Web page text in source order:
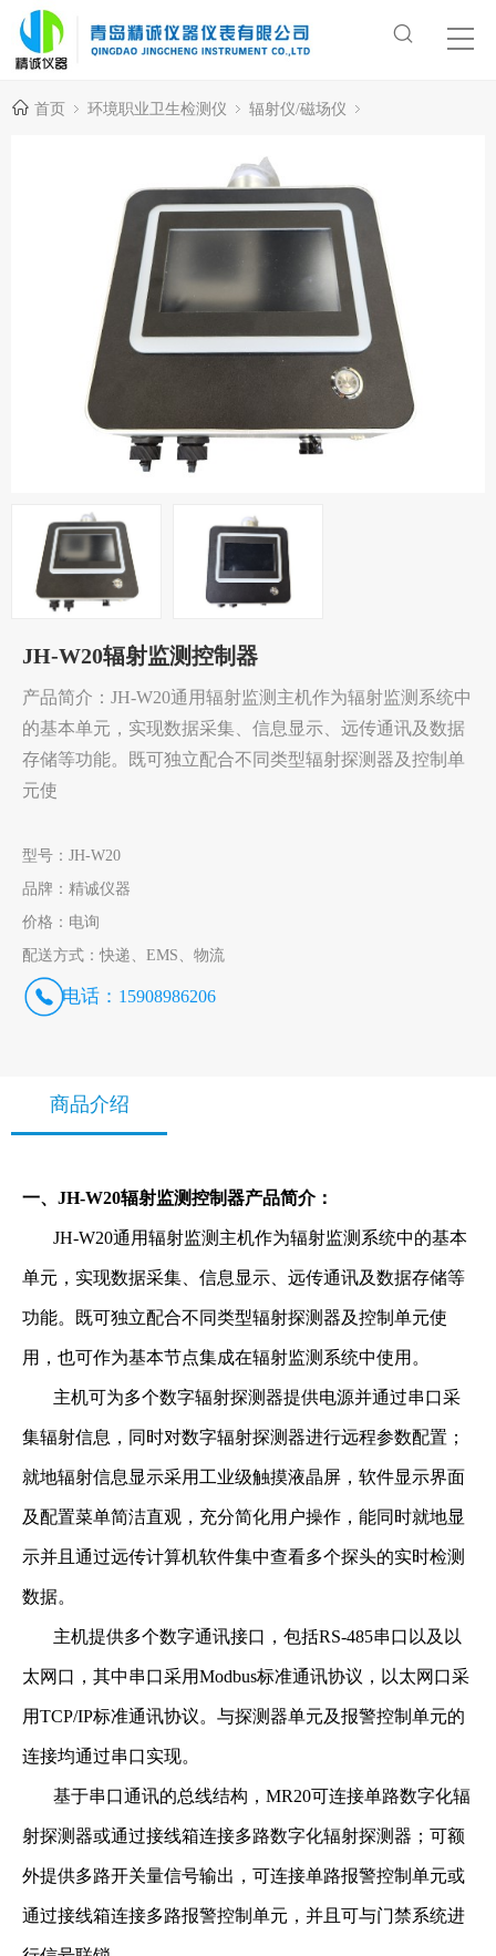
首页 环境职业卫生检测仪 辐射仪/磁场仪
JH-W20辐射监测控制器
产品简介：JH-W20通用辐射监测主机作为辐射监测系统中
的基本单元，实现数据采集、信息显示、远传通讯及数据
存储等功能。既可独立配合不同类型辐射探测器及控制单
元使
型号： JH-W20
品牌： 精诚仪器
价格： 电询
配送方式：快递、EMS、物流
电话： 15908986206
商品介绍
一、JH-W20辐射监测控制器产品简介：
JH-W20通用辐射监测主机作为辐射监测系统中的基本
单元，实现数据采集、信息显示、远传通讯及数据存储等
功能。既可独立配合不同类型辐射探测器及控制单元使
用，也可作为基本节点集成在辐射监测系统中使用。
主机可为多个数字辐射探测器提供电源并通过串口采
集辐射信息，同时对数字辐射探测器进行远程参数配置；
就地辐射信息显示采用工业级触摸液晶屏，软件显示界面
及配置菜单简洁直观，充分简化用户操作，能同时就地显
示并且通过远传计算机软件集中查看多个探头的实时检测
数据。
主机提供多个数字通讯接口，包括RS-485串口以及以
太网口，其中串口采用Modbus标准通讯协议，以太网口采
用TCP/IP标准通讯协议。与探测器单元及报警控制单元的
连接均通过串口实现。
基于串口通讯的总线结构，MR20可连接单路数字化辐
射探测器或通过接线箱连接多路数字化辐射探测器；可额
外提供多路开关量信号输出，可连接单路报警控制单元或
通过接线箱连接多路报警控制单元，并且可与门禁系统进